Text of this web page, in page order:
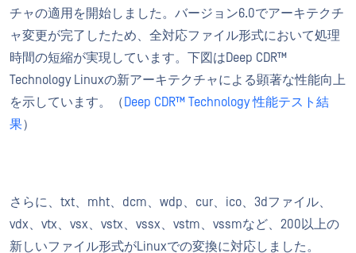
チャの適用を開始しました。バージョン6.0でアーキテクチ
ャ変更が完了したため、全対応ファイル形式において処理
時間の短縮が実現しています。下図はDeep CDR™
Technology Linuxの新アーキテクチャによる顕著な性能向上
を示しています。（ Deep CDR™ Technology 性能テスト結
果）
さらに、txt、mht、dcm、wdp、cur、ico、3dファイル、
vdx、vtx、vsx、vstx、vssx、vstm、vssmなど、200以上の
新しいファイル形式がLinuxでの変換に対応しました。